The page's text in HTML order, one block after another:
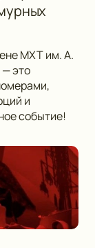
МХТ им. А.
это
и
событие!